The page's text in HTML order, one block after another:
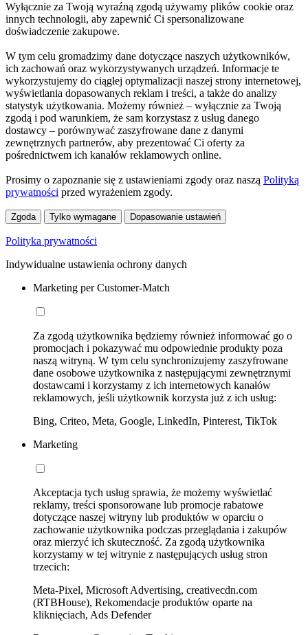
Wyłącznie za Twoją wyraźną zgodą używamy plików cookie oraz
innych technologii, aby zapewnić Ci spersonalizowane
doświadczenie zakupowe.
W tym celu gromadzimy dane dotyczące naszych użytkowników,
ich zachowań oraz wykorzystywanych urządzeń. Informacje te
wykorzystujemy do ciągłej optymalizacji naszej strony internetowej,
wyświetlania dopasowanych reklam i treści, a także do analizy
statystyk użytkowania. Możemy również – wyłącznie za Twoją
zgodą i pod warunkiem, że sam korzystasz z usług danego
dostawcy – porównywać zaszyfrowane dane z danymi
zewnętrznych partnerów, aby prezentować Ci oferty za
pośrednictwem ich kanałów reklamowych online.
Prosimy o zapoznanie się z ustawieniami zgody oraz naszą Polityką
prywatności przed wyrażeniem zgody.
Zgoda Tylko wymagane Dopasowanie ustawień
Polityka prywatności
Indywidualne ustawienia ochrony danych
Marketing per Customer-Match
Za zgodą użytkownika będziemy również informować go o
promocjach i pokazywać mu odpowiednie produkty poza
naszą witryną. W tym celu synchronizujemy zaszyfrowane
dane osobowe użytkownika z następującymi zewnętrznymi
dostawcami i korzystamy z ich internetowych kanałów
reklamowych, jeśli użytkownik korzysta już z ich usług:
Bing, Criteo, Meta, Google, LinkedIn, Pinterest, TikTok
Marketing
Akceptacja tych usług sprawia, że możemy wyświetlać
reklamy, treści sponsorowane lub promocje rabatowe
dotyczące naszej witryny lub produktów w oparciu o
zachowanie użytkownika podczas przeglądania i zakupów
oraz mierzyć ich skuteczność. Za zgodą użytkownika
korzystamy w tej witrynie z następujących usług stron
trzecich:
Meta-Pixel, Microsoft Advertising, creativecdn.com
(RTBHouse), Rekomendacje produktów oparte na
kliknięciach, Ads Defender